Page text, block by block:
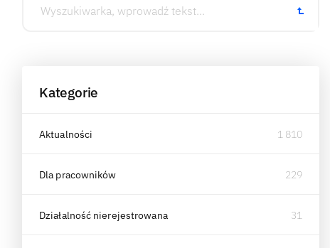
Kategorie
Aktualności 1 810
Dla pracowników 229
Działalność nierejestrowana 31